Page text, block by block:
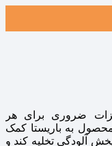
ضروری برای هر
به باریستا کمک
آلودگی تخلیه کند و